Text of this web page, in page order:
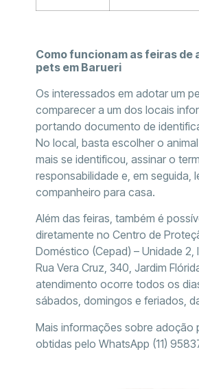
Como funcionam as feiras de
pets em Barueri
Os interessados em adotar um
comparecer a um dos locais
portando documento de
No local, basta escolher o
mais se identificou, assinar o
responsabilidade e, em seguida,
companheiro para casa.
Além das feiras, também é
diretamente no Centro de
Doméstico (Cepad) – Unidade 2,
Rua Vera Cruz, 340, Jardim
atendimento ocorre todos os
sábados, domingos e feriados,
Mais informações sobre adoção
obtidas pelo WhatsApp (11)